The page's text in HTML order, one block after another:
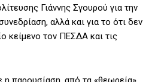
Γιάννης Σγουρού για την
αλλά και για το ότι δεν
κείμενο τον ΠΕΣΔΑ και τις